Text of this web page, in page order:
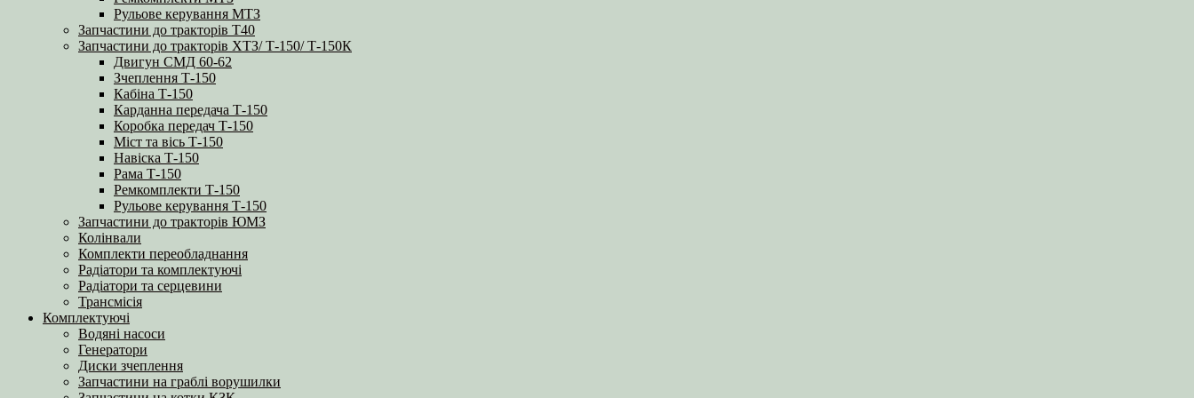
Рульове керування МТЗ
Запчастини до тракторів Т40
Запчастини до тракторів ХТЗ/ Т-150/ Т-150К
Двигун СМД 60-62
Зчеплення Т-150
Кабіна Т-150
Карданна передача Т-150
Коробка передач Т-150
Міст та вісь Т-150
Навіска Т-150
Рама Т-150
Ремкомплекти Т-150
Рульове керування Т-150
Запчастини до тракторів ЮМЗ
Колінвали
Комплекти переобладнання
Радіатори та комплектуючі
Радіатори та серцевини
Трансмісія
Комплектуючі
Водяні насоси
Генератори
Диски зчеплення
Запчастини на граблі ворушилки